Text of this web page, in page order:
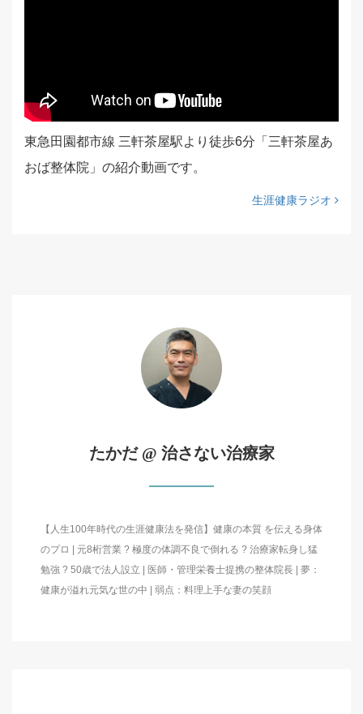
東急田園都市線 三軒茶屋駅より徒歩6分「三軒茶屋あ
おば整体院」の紹介動画です。
生涯健康ラジオ
たかだ @ 治さない治療家
【人生100年時代の生涯健康法を発信】健康の本質 を伝える身体
のプロ | 元8桁営業 ? 極度の体調不良で倒れる ? 治療家転身し猛
勉強 ? 50歳で法人設立 | 医師・管理栄養士提携の整体院長 | 夢：
健康が溢れ元気な世の中 | 弱点：料理上手な妻の笑顔